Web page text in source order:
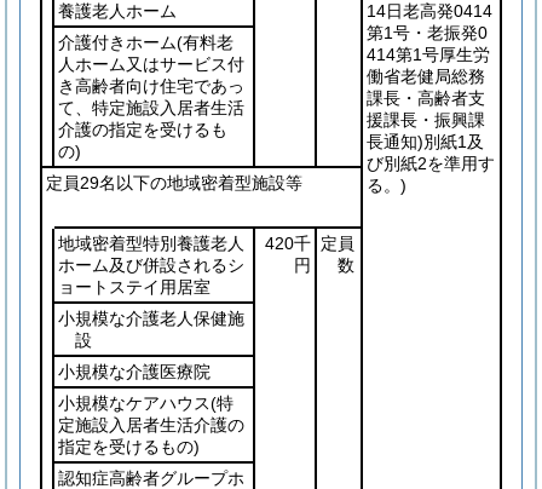
14日老高発0414
第1号・老振発0
414第1号厚生労
働省老健局総務
課長・高齢者支
援課長・振興課
長通知)別紙1及
び別紙2を準用す
る。)
養護老人ホーム
介護付きホーム(有料老
人ホーム又はサービス付
き高齢者向け住宅であっ
て、特定施設入居者生活
介護の指定を受けるも
の)
定員29名以下の地域密着型施設等
地域密着型特別養護老人
ホーム及び併設されるシ
ョートステイ用居室
420千
円
定員
数
小規模な介護老人保健施
設
小規模な介護医療院
小規模なケアハウス(特
定施設入居者生活介護の
指定を受けるもの)
認知症高齢者グループホ